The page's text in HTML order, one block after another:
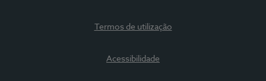
Termos de utilização
Acessibilidade